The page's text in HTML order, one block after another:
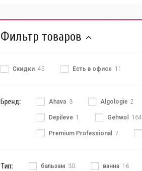
Фильтр товаров
Скидки 45 Есть в офисе 11
Бренд: Ahava 3 Algologie 2
Depileve 1 Gehwol 164
Premium Professional 7
Тип: бальзам 30 ванна 16